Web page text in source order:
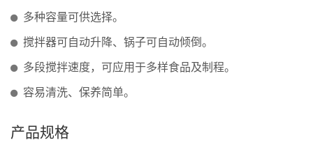
多种容量可供选择。
搅拌器可自动升降、锅子可自动倾倒。
多段搅拌速度，可应用于多样食品及制程。
容易清洗、保养简单。
产品规格